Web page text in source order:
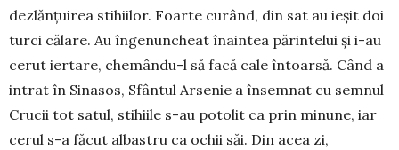
dezlănțuirea stihiilor. Foarte curând, din sat au ieșit doi
turci călare. Au îngenuncheat înaintea părin­telui și i-au
cerut iertare, chemându-l să facă cale întoarsă. Când a
intrat în Sinasos, Sfântul Ar­se­nie a însemnat cu semnul
Crucii tot satul, stihiile s-au potolit ca prin minune, iar
cerul s-a făcut al­bastru ca ochii săi. Din acea zi,